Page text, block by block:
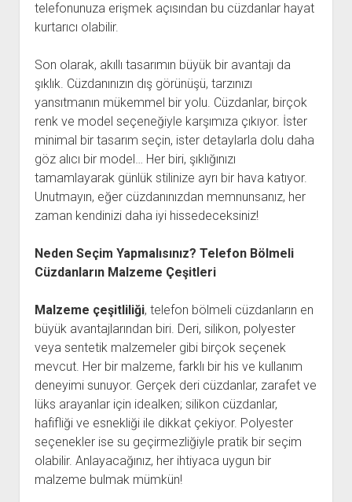
telefonunuza erişmek açısından bu cüzdanlar hayat
kurtarıcı olabilir.
Son olarak, akıllı tasarımın büyük bir avantajı da
şıklık. Cüzdanınızın dış görünüşü, tarzınızı
yansıtmanın mükemmel bir yolu. Cüzdanlar, birçok
renk ve model seçeneğiyle karşımıza çıkıyor. İster
minimal bir tasarım seçin, ister detaylarla dolu daha
göz alıcı bir model… Her biri, şıklığınızı
tamamlayarak günlük stilinize ayrı bir hava katıyor.
Unutmayın, eğer cüzdanınızdan memnunsanız, her
zaman kendinizi daha iyi hissedeceksiniz!
Neden Seçim Yapmalısınız? Telefon Bölmeli
Cüzdanların Malzeme Çeşitleri
Malzeme çeşitliliği, telefon bölmeli cüzdanların en
büyük avantajlarından biri. Deri, silikon, polyester
veya sentetik malzemeler gibi birçok seçenek
mevcut. Her bir malzeme, farklı bir his ve kullanım
deneyimi sunuyor. Gerçek deri cüzdanlar, zarafet ve
lüks arayanlar için idealken; silikon cüzdanlar,
hafifliği ve esnekliği ile dikkat çekiyor. Polyester
seçenekler ise su geçirmezliğiyle pratik bir seçim
olabilir. Anlayacağınız, her ihtiyaca uygun bir
malzeme bulmak mümkün!